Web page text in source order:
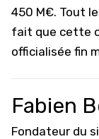
450 M€. Tout
fait que cette
officialisée fin
Fabien
Fondateur du